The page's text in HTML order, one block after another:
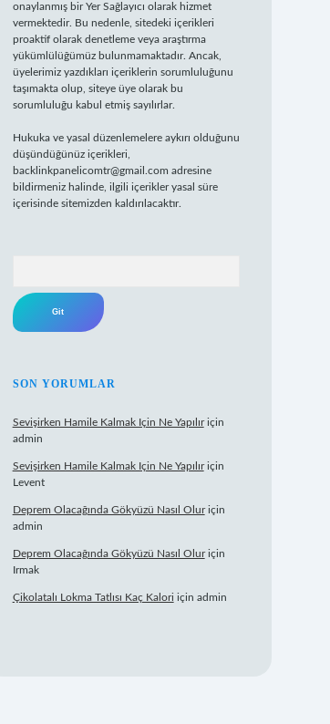
onaylanmış bir Yer Sağlayıcı olarak hizmet
vermektedir. Bu nedenle, sitedeki içerikleri
proaktif olarak denetleme veya araştırma
yükümlülüğümüz bulunmamaktadır. Ancak,
üyelerimiz yazdıkları içeriklerin sorumluluğunu
taşımakta olup, siteye üye olarak bu
sorumluluğu kabul etmiş sayılırlar.
Hukuka ve yasal düzenlemelere aykırı olduğunu
düşündüğünüz içerikleri,
backlinkpanelicomtr@gmail.com adresine
bildirmeniz halinde, ilgili içerikler yasal süre
içerisinde sitemizden kaldırılacaktır.
SON YORUMLAR
Sevişirken Hamile Kalmak Için Ne Yapılıriçin
admin
Sevişirken Hamile Kalmak Için Ne Yapılıriçin
Levent
Deprem Olacağında Gökyüzü Nasıl Oluriçin
admin
Deprem Olacağında Gökyüzü Nasıl Oluriçin
Irmak
Çikolatalı Lokma Tatlısı Kaç Kalori için admin